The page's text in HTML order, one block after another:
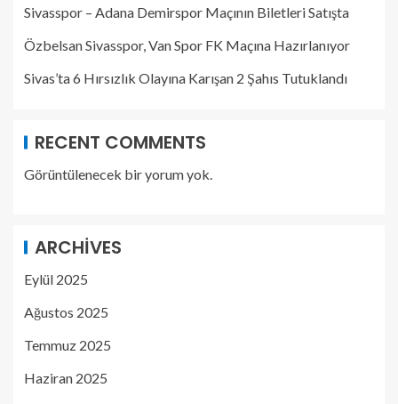
Sivasspor – Adana Demirspor Maçının Biletleri Satışta
Özbelsan Sivasspor, Van Spor FK Maçına Hazırlanıyor
Sivas’ta 6 Hırsızlık Olayına Karışan 2 Şahıs Tutuklandı
RECENT COMMENTS
Görüntülenecek bir yorum yok.
ARCHIVES
Eylül 2025
Ağustos 2025
Temmuz 2025
Haziran 2025